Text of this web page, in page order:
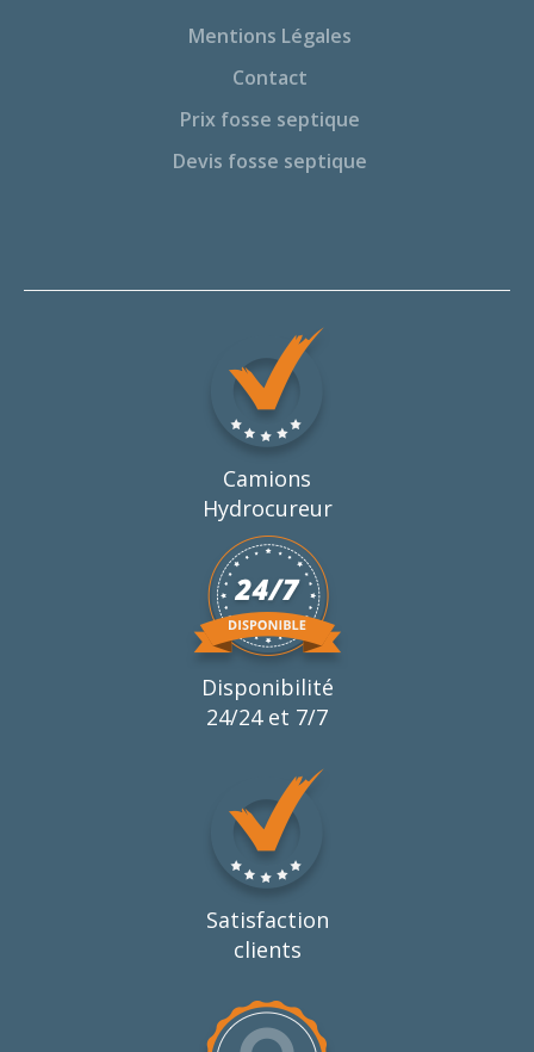
Mentions Légales
Contact
Prix fosse septique
Devis fosse septique
Camions
Hydrocureur
Disponibilité
24/24 et 7/7
Satisfaction
clients